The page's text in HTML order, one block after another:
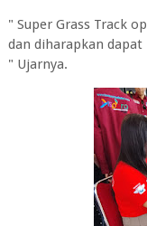
‎" Super Grass Track
dan diharapkan
" Ujarnya.